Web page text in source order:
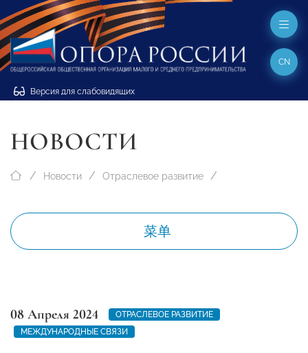
Версия для слабовидящих
CN
НОВОСТИ
Новости Отраслевое развитие
菜单
08 Апреля 2024
ОТРАСЛЕВОЕ РАЗВИТИЕ
МЕЖДУНАРОДНЫЕ СВЯЗИ